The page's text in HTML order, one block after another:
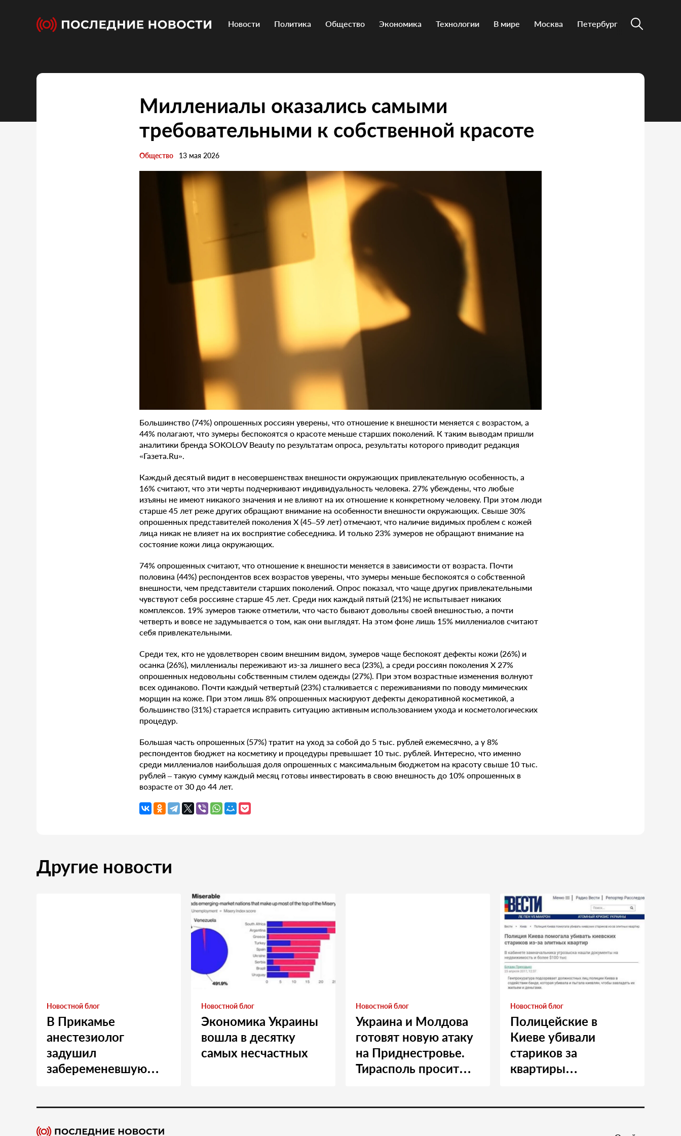
Новости Политика Общество Экономика Технологии В мире Москва Петербург
Миллениалы оказались самыми
требовательными к собственной красоте
Общество 13 мая 2026
Большинство (74%) опрошенных россиян уверены, что отношение к внешности меняется с возрастом, а
44% полагают, что зумеры беспокоятся о красоте меньше старших поколений. К таким выводам пришли
аналитики бренда SOKOLOV Beauty по результатам опроса, результаты которого приводит редакция
«Газета.Ru».
Каждый десятый видит в несовершенствах внешности окружающих привлекательную особенность, а
16% считают, что эти черты подчеркивают индивидуальность человека. 27% убеждены, что любые
изъяны не имеют никакого значения и не влияют на их отношение к конкретному человеку. При этом люди
старше 45 лет реже других обращают внимание на особенности внешности окружающих. Свыше 30%
опрошенных представителей поколения Х (45–59 лет) отмечают, что наличие видимых проблем с кожей
лица никак не влияет на их восприятие собеседника. И только 23% зумеров не обращают внимание на
состояние кожи лица окружающих.
74% опрошенных считают, что отношение к внешности меняется в зависимости от возраста. Почти
половина (44%) респондентов всех возрастов уверены, что зумеры меньше беспокоятся о собственной
внешности, чем представители старших поколений. Опрос показал, что чаще других привлекательными
чувствуют себя россияне старше 45 лет. Среди них каждый пятый (21%) не испытывает никаких
комплексов. 19% зумеров также отметили, что часто бывают довольны своей внешностью, а почти
четверть и вовсе не задумывается о том, как они выглядят. На этом фоне лишь 15% миллениалов считают
себя привлекательными.
Среди тех, кто не удовлетворен своим внешним видом, зумеров чаще беспокоят дефекты кожи (26%) и
осанка (26%), миллениалы переживают из-за лишнего веса (23%), а среди россиян поколения Х 27%
опрошенных недовольны собственным стилем одежды (27%). При этом возрастные изменения волнуют
всех одинаково. Почти каждый четвертый (23%) сталкивается с переживаниями по поводу мимических
морщин на коже. При этом лишь 8% опрошенных маскируют дефекты декоративной косметикой, а
большинство (31%) старается исправить ситуацию активным использованием ухода и косметологических
процедур.
Большая часть опрошенных (57%) тратит на уход за собой до 5 тыс. рублей ежемесячно, а у 8%
респондентов бюджет на косметику и процедуры превышает 10 тыс. рублей. Интересно, что именно
среди миллениалов наибольшая доля опрошенных с максимальным бюджетом на красоту свыше 10 тыс.
рублей – такую сумму каждый месяц готовы инвестировать в свою внешность до 10% опрошенных в
возрасте от 30 до 44 лет.
Другие новости
Новостной блог
В Прикамье
анестезиолог
задушил
забеременевшую
Новостной блог
Экономика Украины
вошла в десятку
самых несчастных
Новостной блог
Украина и Молдова
готовят новую атаку
на Приднестровье.
Тирасполь просит
Новостной блог
Полицейские в
Киеве убивали
стариков за
квартиры…